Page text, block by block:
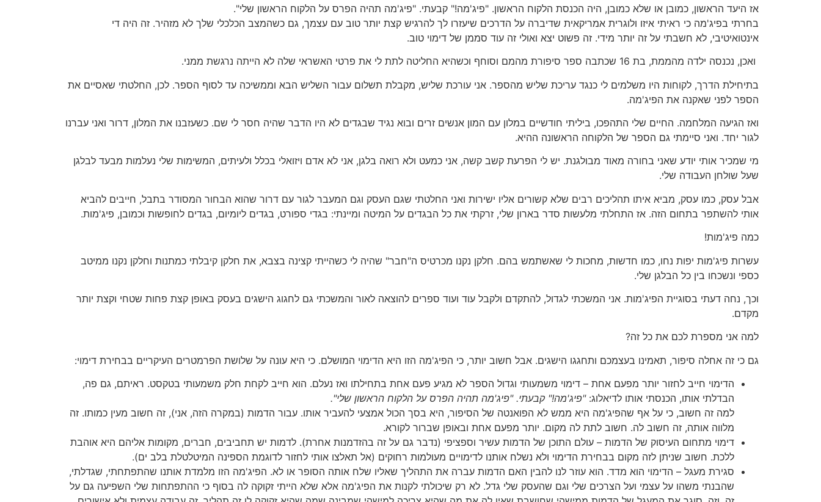
אז היעד הראשון, כמובן או שלא כמובן, היה הכנסת הלקוח הראשון. "פיג'מה!" קבעתי. "פיג'מה תהיה הפרס על הלקוח הראשון שלי".
בחרתי בפיג'מה כי ראיתי איזו ולוגרית אמריקאית שדיברה על הדרכים שיעזרו לך להרגיש קצת יותר טוב עם עצמך, גם כשהמצב הכלכלי שלך לא מזהיר. זה היה די
אינטואיטיבי, לא חשבתי על זה יותר מידי. זה פשוט יצא ואולי זה עוד סממן של דימוי טוב.
ואכן, נכנסה ילדה מהממת, בת 16 שכתבה ספר סיפורת מהמם וסוחף וכשהיא החליטה לתת לי את פרטי האשראי שלה לא הייתה נרגשת ממני.
בתיחילת הדרך, לקוחות היו משלמים לי כנגד עריכת שליש מהספר. אני עורכת שליש, מקבלת תשלום עבור השליש הבא וממשיכה עד לסוף הספר. לכן, החלטתי שאסיים את
הספר לפני שאקנה את הפיג'מה.
ואז הגיעה המלחמה. החיים שלי התהפכו, ביליתי חודשיים במלון עם המון אנשים זרים ובוא נגיד שבגדים לא היו הדבר שהיה חסר לי שם. כשעזבנו את המלון, דרור ואני עברנו
לגור יחד. ואני סיימתי גם הספר של הלקוחה הראשונה ההיא.
מי שמכיר אותי יודע שאני בחורה מאוד מבולגנת. יש לי הפרעת קשב קשה, אני כמעט ולא רואה בלגן, אני לא אדם ויזואלי בכלל ולעיתים, המשימות שלי נעלמות מבעד לבלגן
שעל שולחן העבודה שלי.
אבל עסק, כמו עסק, מביא איתו תהליכים רבים שלא קשורים אליו ישירות ואני החלטתי שגם העסק וגם המעבר לגור עם דרור שהוא הבחור המסודר בתבל, חייבים להביא
אותי להשתפר בתחום הזה. אז התחלתי מלעשות סדר בארון שלי, זרקתי את כל הבגדים על המיטה ומיינתי: בגדי ספורט, בגדים ליומיום, בגדים לחופשות וכמובן, פיג'מות.
כמה פיג'מות!
עשרות פיג'מות יפות נחו, כמו חדשות, מחכות לי שאשתמש בהם. חלקן נקנו מכרטיס ה"חבר" שהיה לי כשהייתי קצינה בצבא, את חלקן קיבלתי כמתנות וחלקן נקנו ממיטב
כספי ונשכחו בין כל הבלגן שלי.
וכך, נחה דעתי בסוגיית הפיג'מות. אני המשכתי לגדול, להתקדם ולקבל עוד ועוד ספרים להוצאה לאור והמשכתי גם לחגוג הישגים בעסק באופן קצת פחות שטחי וקצת יותר
מקדם.
למה אני מספרת לכם את כל זה?
גם כי זה אחלה סיפור, תאמינו בעצמכם ותחגגו הישגים. אבל חשוב יותר, כי הפיג'מה הזו היא הדימוי המושלם. כי היא עונה על שלושת הפרמטרים העיקריים בבחירת דימוי:
הדימוי חייב לחזור יותר מפעם אחת – דימוי משמעותי וגדול הספר לא מגיע פעם אחת בתחילתו ואז נעלם. הוא חייב לקחת חלק משמעותי בטקסט. ראיתם, גם פה,
הבדלתי אותו, הכנסתי אותו לדיאלוג:"פיג'מה!" קבעתי. "פיג'מה תהיה הפרס על הלקוח הראשון שלי".
למה זה חשוב, כי על אף שהפיג'מה היא ממש לא הפואנטה של הסיפור, היא בסך הכול אמצעי להעביר אותו. עבור הדמות (במקרה הזה, אני), זה חשוב מעין כמותו. זה
מלווה אותה, זה חשוב לה. חשוב לתת לה מקום. יותר מפעם אחת ובאופן שברור לקורא.
דימוי מתחום העיסוק של הדמות – עולם התוכן של הדמות עשיר וספציפי (נדבר גם על זה בהזדמנות אחרת). לדמות יש תחביבים, חברים, מקומות אליהם היא אוהבת
ללכת. חשוב שניתן לזה מקום בבחירת הדימוי ולא נשלח אותנו לדימויים מעולמות רחוקים (אל תאלצו אותי לחזור לדוגמת הספינה המיטלטלת בלב ים).
סגירת מעגל – הדימוי הוא מדד. הוא עוזר לנו להבין האם הדמות עברה את התהליך שאליו שלח אותה הסופר או לא. הפיג'מה הזו מלמדת אותנו שהתפתחתי, שגדלתי,
שהבנתי משהו על עצמי ועל הצרכים שלי וגם שהעסק שלי גדל. לא רק שיכולתי לקנות את הפיג'מה אלא שלא הייתי זקוקה לה בסוף כי ההתפתחות שלי השפיעה גם על